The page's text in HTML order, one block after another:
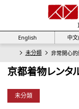
English
中
未分類 非常開心
京都着物レンタ
未分類